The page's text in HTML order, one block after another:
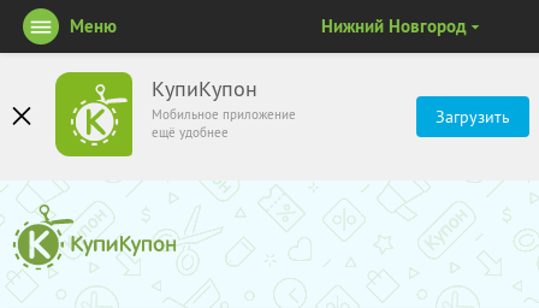
КупиКупон
Мобильное приложение
ещё удобнее
Загрузить
Меню Нижний Новгород